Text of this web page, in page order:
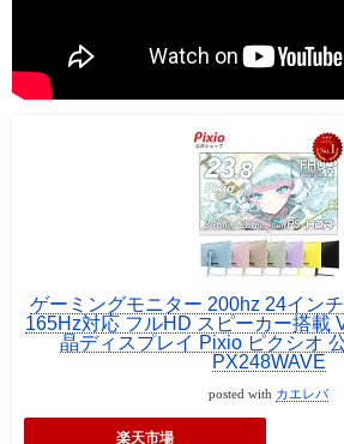
ゲーミングモニター 200hz 24イン
165Hz対応 フルHD スピーカー搭載
晶ディスプレイ Pixio ピクシオ
PX248WAVE
posted with カエレバ
楽天市場